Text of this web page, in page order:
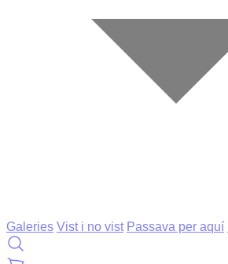
Galeries Vist i no vist Passava per aquí